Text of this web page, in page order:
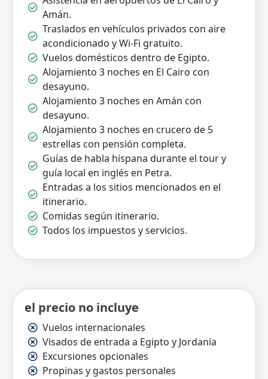
Amán.
Traslados en vehículos privados con aire
acondicionado y Wi-Fi gratuito.
Vuelos domésticos dentro de Egipto.
Alojamiento 3 noches en El Cairo con
desayuno.
Alojamiento 3 noches en Amán con
desayuno.
Alojamiento 3 noches en crucero de 5
estrellas con pensión completa.
Guías de habla hispana durante el tour y
guía local en inglés en Petra.
Entradas a los sitios mencionados en el
itinerario.
Comidas según itinerario.
Todos los impuestos y servicios.
el precio no incluye
Vuelos internacionales
Visados de entrada a Egipto y Jordania
Excursiones opcionales
Propinas y gastos personales